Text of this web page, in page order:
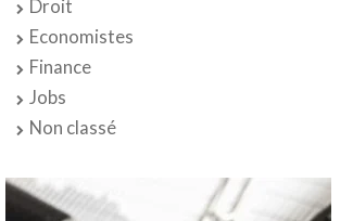
Droit
Economistes
Finance
Jobs
Non classé